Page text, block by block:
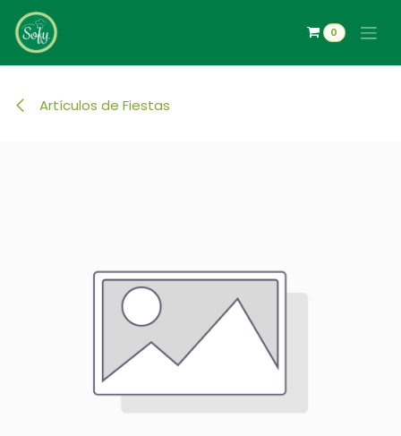
Ir al contenido
0
Artículos de Fiestas